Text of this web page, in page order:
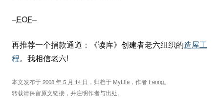
–EOF–
再推荐一个捐款通道：《读库》创建者老六组织的造屋工
程。我相信老六!
本文发布于2008 年 5 月 14 日 ，归档于 MyLife ，作者 Fenng。
转载请保留原文链接，并注明作者与出处。